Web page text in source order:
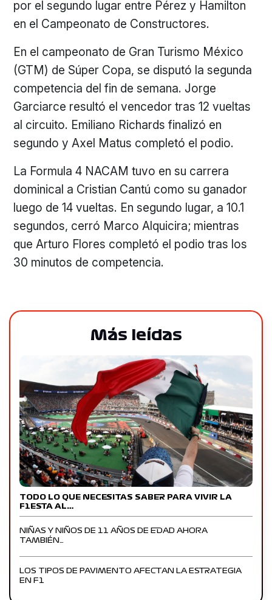
por el segundo lugar entre Pérez y Hamilton
en el Campeonato de Constructores.
En el campeonato de Gran Turismo México
(GTM) de Súper Copa, se disputó la segunda
competencia del fin de semana. Jorge
Garciarce resultó el vencedor tras 12 vueltas
al circuito. Emiliano Richards finalizó en
segundo y Axel Matus completó el podio.
La Formula 4 NACAM tuvo en su carrera
dominical a Cristian Cantú como su ganador
luego de 14 vueltas. En segundo lugar, a 10.1
segundos, cerró Marco Alquicira; mientras
que Arturo Flores completó el podio tras los
30 minutos de competencia.
Más leídas
TODO LO QUE NECESITAS SABER PARA VIVIR LA
F1ESTA AL…
NIÑAS Y NIÑOS DE 11 AÑOS DE EDAD AHORA
TAMBIÉN…
LOS TIPOS DE PAVIMENTO AFECTAN LA ESTRATEGIA
EN F1